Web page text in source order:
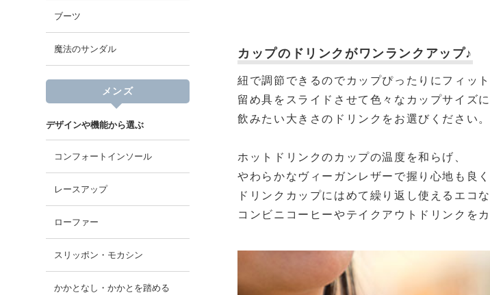
ブーツ
魔法のサンダル
メンズ
デザインや機能から選ぶ
コンフォートインソール
レースアップ
ローファー
スリッポン・モカシン
かかとなし・かかとを踏める
カップのドリンクがワンランクアップ♪
紐で調節できるのでカップぴったりにフィッ
留め具をスライドさせて色々なカップサイズに
飲みたい大きさのドリンクをお選びください。
ホットドリンクのカップの温度を和らげ、
やわらかなヴィーガンレザーで握り心地も良く
ドリンクカップにはめて繰り返し使えるエコ
コンビニコーヒーやテイクアウトドリンクを